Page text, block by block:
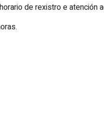
de rexistro e atención